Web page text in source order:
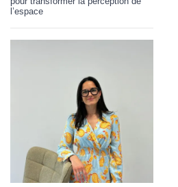
l’espace